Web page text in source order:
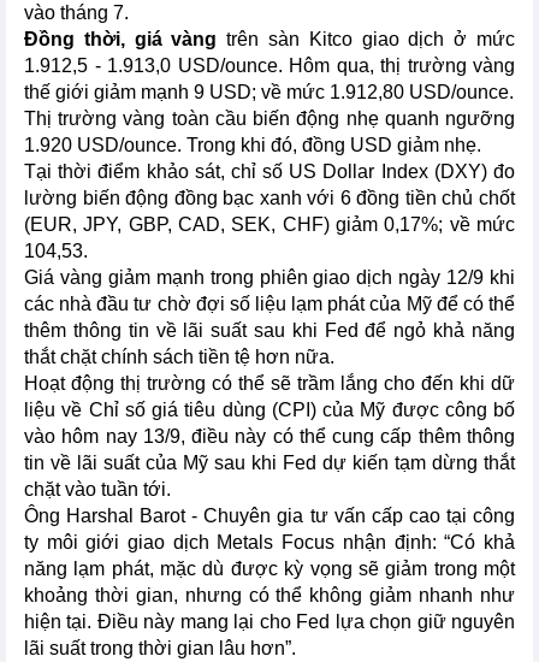
vào tháng 7.
Đồng thời, giá vàngtrên sàn Kitco giao dịch ở mức
1.912,5 - 1.913,0 USD/ounce. Hôm qua, thị trường vàng
thế giới giảm mạnh 9 USD; về mức 1.912,80 USD/ounce.
Thị trường vàng toàn cầu biến động nhẹ quanh ngưỡng
1.920 USD/ounce. Trong khi đó, đồng USD giảm nhẹ.
Tại thời điểm khảo sát, chỉ số US Dollar Index (DXY) đo
lường biến động đồng bạc xanh với 6 đồng tiền chủ chốt
(EUR, JPY, GBP, CAD, SEK, CHF) giảm 0,17%; về mức
104,53.
Giá vàng giảm mạnh trong phiên giao dịch ngày 12/9 khi
các nhà đầu tư chờ đợi số liệu lạm phát của Mỹ để có thể
thêm thông tin về lãi suất sau khi Fed để ngỏ khả năng
thắt chặt chính sách tiền tệ hơn nữa.
Hoạt động thị trường có thể sẽ trầm lắng cho đến khi dữ
liệu về Chỉ số giá tiêu dùng (CPI) của Mỹ được công bố
vào hôm nay 13/9, điều này có thể cung cấp thêm thông
tin về lãi suất của Mỹ sau khi Fed dự kiến tạm dừng thắt
chặt vào tuần tới.
Ông Harshal Barot - Chuyên gia tư vấn cấp cao tại công
ty môi giới giao dịch Metals Focus nhận định: “Có khả
năng lạm phát, mặc dù được kỳ vọng sẽ giảm trong một
khoảng thời gian, nhưng có thể không giảm nhanh như
hiện tại. Điều này mang lại cho Fed lựa chọn giữ nguyên
lãi suất trong thời gian lâu hơn”.